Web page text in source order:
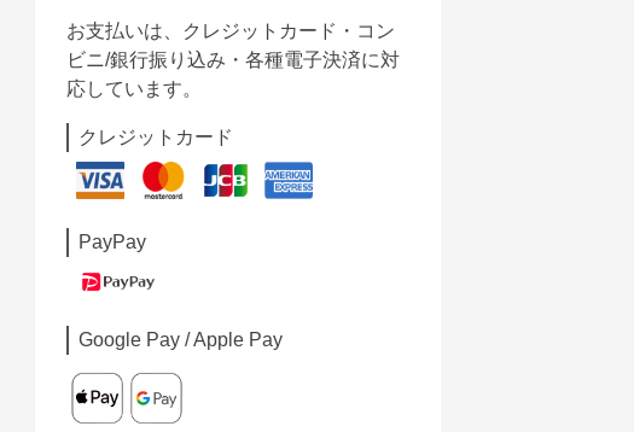
お支払いは、クレジットカード・コン
ビニ/銀行振り込み・各種電子決済に対
応しています。
クレジットカード
PayPay
Google Pay / Apple Pay